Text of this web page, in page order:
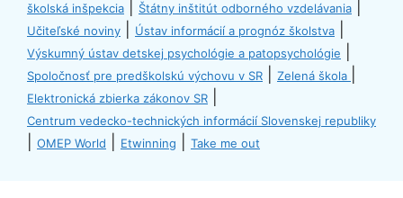
školská inšpekcia
Štátny inštitút odborného vzdelávania
Učiteľské noviny Ústav informácií a prognóz školstva
Výskumný ústav detskej psychológie a patopsychológie
Spoločnosť pre predškolskú výchovu v SR Zelená škola
Elektronická zbierka zákonov SR
Centrum vedecko-technických informácií Slovenskej republiky
OMEP World Etwinning Take me out